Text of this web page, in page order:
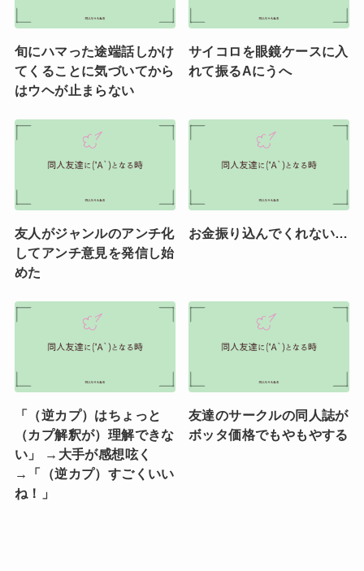
旬にハマった途端話しかけ
てくることに気づいてから
はウヘが止まらない
サイコロを眼鏡ケースに入
れて振るAにうへ
友人がジャンルのアンチ化
してアンチ意見を発信し始
めた
お金振り込んでくれない…
「（逆カプ）はちょっと
（カプ解釈が）理解できな
い」 →大手が感想呟く
→「（逆カプ）すごくいい
ね！」
友達のサークルの同人誌が
ボッタ価格でもやもやする